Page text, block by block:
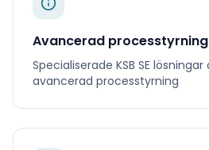
Avancerad processtyrning
Specialiserade KSB SE lösningar
avancerad processtyrning